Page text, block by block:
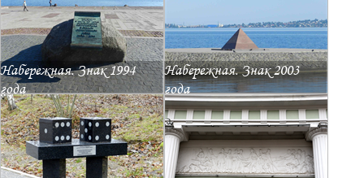
Набережная. Знак 1994
года
Набережная. Знак 2003
года